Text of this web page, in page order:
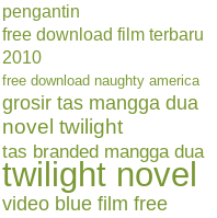
pengantin
free download film terbaru
2010
free download naughty america
grosir tas mangga dua
novel twilight
tas branded mangga dua
twilight novel
video blue film free